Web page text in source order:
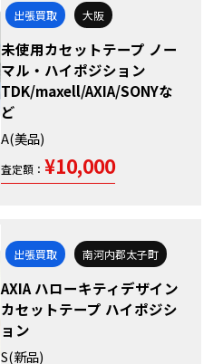
出張買取 大阪
未使用カセットテープ ノー
マル・ハイポジション
TDK/maxell/AXIA/SONYな
ど
A(美品)
査定額： ¥10,000
出張買取 南河内郡太子町
AXIA ハローキティデザイン
カセットテープ ハイポジシ
ョン
S(新品)